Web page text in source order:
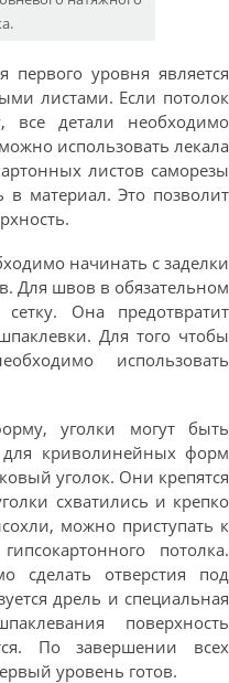
уровня является
листами. Если потолок
все детали необходимо
использовать лекала
листов саморезы
в материал. Это позволит
начинать с заделки
Для швов в обязательном
Она предотвратит
Для того чтобы
использовать
уголки могут быть
для криволинейных форм
уголок. Они крепятся
схватились и крепко
можно приступать к
потолка.
сделать отверстия под
дрель и специальная
поверхность
По завершении всех
уровень готов.